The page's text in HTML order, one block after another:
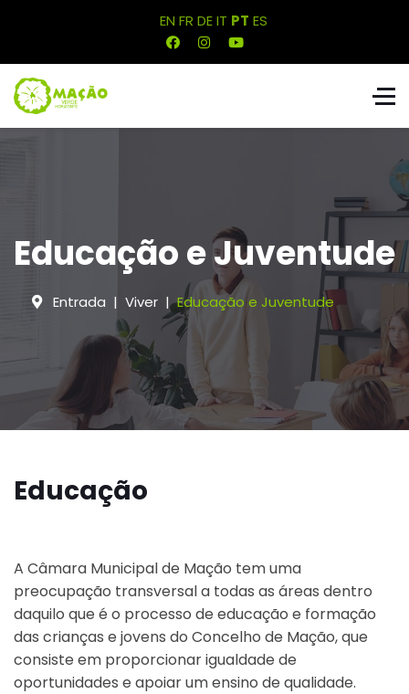
EN FR DEIT PT ES
Educação e Juventude
Entrada Viver Educação e Juventude
Educação
A Câmara Municipal de Mação tem uma
preocupação transversal a todas as áreas dentro
daquilo que é o processo de educação e formação
das crianças e jovens do Concelho de Mação, que
consiste em proporcionar igualdade de
oportunidades e apoiar um ensino de qualidade.